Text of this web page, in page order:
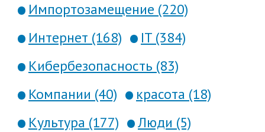
Импортозамещение (220)
Интернет (168)
IT (384)
Кибербезопасность (83)
Компании (40)
красота (18)
Культура (177)
Люди (5)